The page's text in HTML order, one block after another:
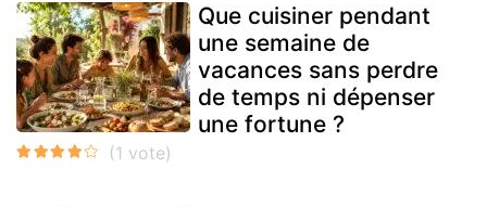
Que cuisiner pendant
une semaine de
vacances sans perdre
de temps ni dépenser
une fortune ?